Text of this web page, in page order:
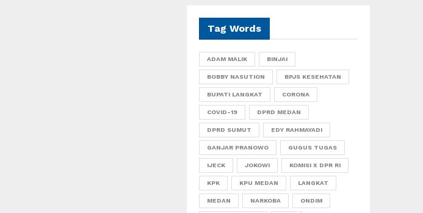
Tag Words
ADAM MALIK BINJAI
BOBBY NASUTION BPJS KESEHATAN
BUPATI LANGKAT CORONA
COVID-19 DPRD MEDAN
DPRD SUMUT EDY RAHMAYADI
GANJAR PRANOWO GUGUS TUGAS
IJECK JOKOWI KOMISI X DPR RI
KPK KPU MEDAN LANGKAT
MEDAN NARKOBA ONDIM